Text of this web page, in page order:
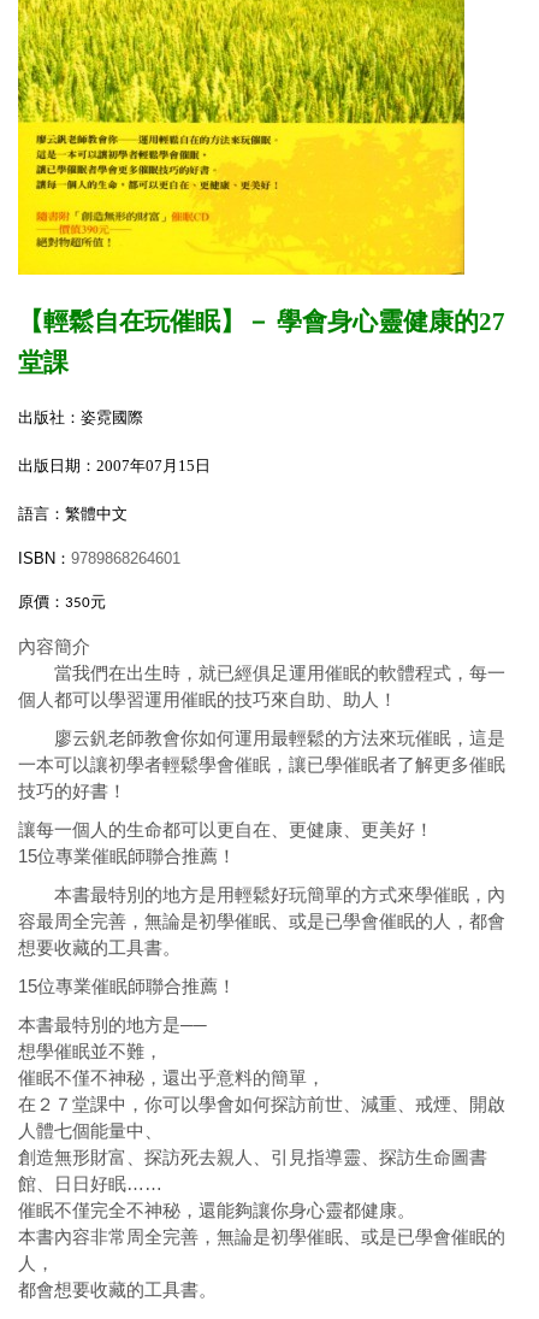
【輕鬆自在玩催眠】 － 學會身心靈健康的27
堂課
出版社：姿霓國際
出版日期： 2007年07 月 15 日
語言：繁體中文
ISBN ： 9789868264601
原價： 350元
內容簡介
當我們在出生時，就已經俱足運用催眠的軟體程式，每一
個人都可以學習運用催眠的技巧來自助、助人！
廖云釩老師教會你如何運用最輕鬆的方法來玩催眠，這是
一本可以讓初學者輕鬆學會催眠，讓已學催眠者了解更多催眠
技巧的好書！
讓每一個人的生命都可以更自在、更健康、更美好！
15位專業催眠師聯合推薦！
本書最特別的地方是用輕鬆好玩簡單的方式來學催眠，內
容最周全完善，無論是初學催眠、或是已學會催眠的人，都會
想要收藏的工具書。
15位專業催眠師聯合推薦！
本書最特別的地方是──
想學催眠並不難，
催眠不僅不神秘，還出乎意料的簡單，
在２７堂課中，你可以學會如何探訪前世、減重、戒煙、開啟
人體七個能量中、
創造無形財富、探訪死去親人、引見指導靈、探訪生命圖書
館、日日好眠……
催眠不僅完全不神秘，還能夠讓你身心靈都健康。
本書內容非常周全完善，無論是初學催眠、或是已學會催眠的
人，
都會想要收藏的工具書。